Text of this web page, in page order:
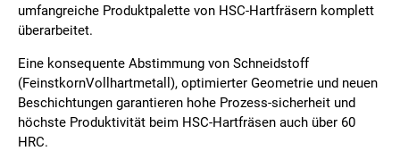
umfangreiche Produktpalette von HSC-Hartfräsern komplett
überarbeitet.
Eine konsequente Abstimmung von Schneidstoff
(FeinstkornVollhartmetall), optimierter Geometrie und neuen
Beschichtungen garantieren hohe Prozess-sicherheit und
höchste Produktivität beim HSC-Hartfräsen auch über 60
HRC.